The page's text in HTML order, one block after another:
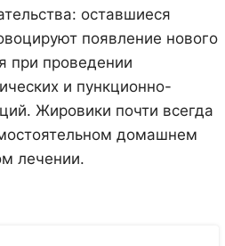
оставшиеся
появление нового
при проведении
и пункционно-
Жировики почти всегда
домашнем
лечении.